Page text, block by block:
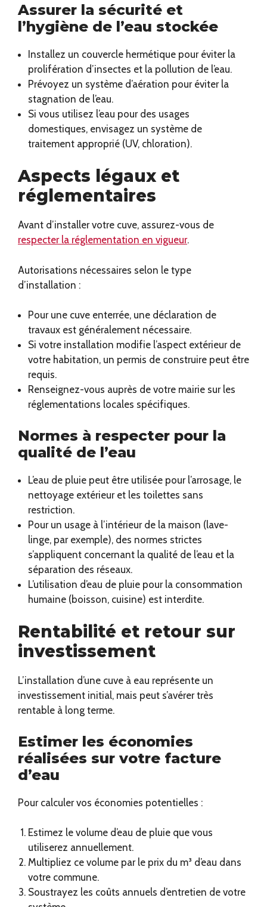
Assurer la sécurité et
l’hygiène de l’eau stockée
Installez un couvercle hermétique pour éviter la
prolifération d’insectes et la pollution de l’eau.
Prévoyez un système d’aération pour éviter la
stagnation de l’eau.
Si vous utilisez l’eau pour des usages
domestiques, envisagez un système de
traitement approprié (UV, chloration).
Aspects légaux et
réglementaires
Avant d’installer votre cuve, assurez-vous de
respecter la réglementation en vigueur.
Autorisations nécessaires selon le type
d’installation :
Pour une cuve enterrée, une déclaration de
travaux est généralement nécessaire.
Si votre installation modifie l’aspect extérieur de
votre habitation, un permis de construire peut être
requis.
Renseignez-vous auprès de votre mairie sur les
réglementations locales spécifiques.
Normes à respecter pour la
qualité de l’eau
L’eau de pluie peut être utilisée pour l’arrosage, le
nettoyage extérieur et les toilettes sans
restriction.
Pour un usage à l’intérieur de la maison (lave-
linge, par exemple), des normes strictes
s’appliquent concernant la qualité de l’eau et la
séparation des réseaux.
L’utilisation d’eau de pluie pour la consommation
humaine (boisson, cuisine) est interdite.
Rentabilité et retour sur
investissement
L’installation d’une cuve à eau représente un
investissement initial, mais peut s’avérer très
rentable à long terme.
Estimer les économies
réalisées sur votre facture
d’eau
Pour calculer vos économies potentielles :
Estimez le volume d’eau de pluie que vous
utiliserez annuellement.
Multipliez ce volume par le prix du m³ d’eau dans
votre commune.
Soustrayez les coûts annuels d’entretien de votre